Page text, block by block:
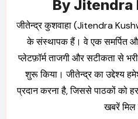
By Jitendra
जीतेन्द्र कुशवाहा (Jitendra
के संस्थापक हैं। वे एक समर्पित और
प्लेटफ़ॉर्म ताजगी और सटीकता से
शुरू किया। जीतेन्द्र का उद्देश्य
प्रदान करना है, जिससे पाठकों को
खबरें